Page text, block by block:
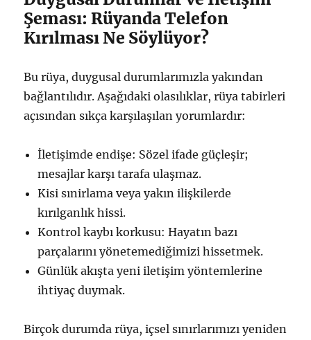
Şeması: Rüyanda Telefon
Kırılması Ne Söylüyor?
Bu rüya, duygusal durumlarımızla yakından
bağlantılıdır. Aşağıdaki olasılıklar, rüya tabirleri
açısından sıkça karşılaşılan yorumlardır:
İletişimde endişe: Sözel ifade güçleşir;
mesajlar karşı tarafa ulaşmaz.
Kisi sınirlama veya yakın ilişkilerde
kırılganlık hissi.
Kontrol kaybı korkusu: Hayatın bazı
parçalarını yönetemediğimizi hissetmek.
Günlük akışta yeni iletişim yöntemlerine
ihtiyaç duymak.
Birçok durumda rüya, içsel sınırlarımızı yeniden